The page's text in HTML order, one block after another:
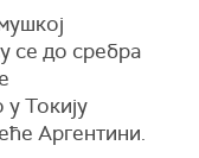
се до сребра
Токију
Аргентини.